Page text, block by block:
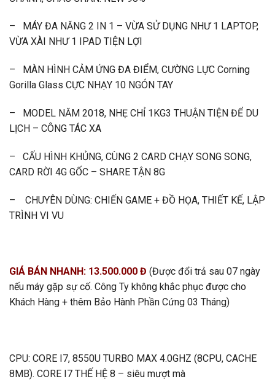
– MÁY ĐA NĂNG 2 IN 1 – VỪA SỬ DỤNG NHƯ 1 LAPTOP,
VỪA XÀI NHƯ 1 IPAD TIỆN LỢI
– MÀN HÌNH CẢM ỨNG ĐA ĐIỂM, CƯỜNG LỰC Corning
Gorilla Glass CỰC NHẠY 10 NGÓN TAY
– MODEL NĂM 2018, NHẸ CHỈ 1KG3 THUẬN TIỆN ĐỂ DU
LỊCH – CÔNG TÁC XA
– CẤU HÌNH KHỦNG, CÙNG 2 CARD CHẠY SONG SONG,
CARD RỜI 4G GỐC – SHARE TẬN 8G
– CHUYÊN DÙNG: CHIẾN GAME + ĐỒ HỌA, THIẾT KẾ, LẬP
TRÌNH VI VU
GIÁ BÁN NHANH: 13.500.000 Đ (Được đổi trả sau 07 ngày
nếu máy gặp sự cố. Công Ty không khắc phục được cho
Khách Hàng + thêm Bảo Hành Phần Cứng 03 Tháng)
CPU: CORE I7, 8550U TURBO MAX 4.0GHZ (8CPU, CACHE
8MB). CORE I7 THẾ HỆ 8 – siêu mượt mà